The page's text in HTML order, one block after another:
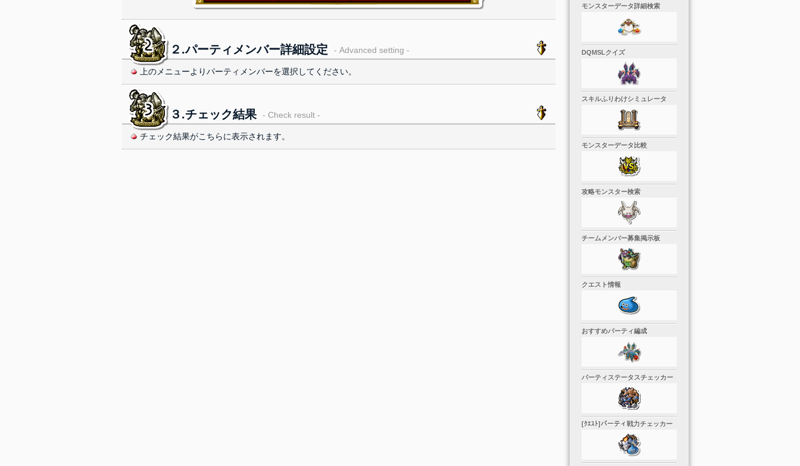
２.パーティメンバー詳細設定 - Advanced setting -
上のメニューよりパーティメンバーを選択してください。
３.チェック結果 - Check result -
チェック結果がこちらに表示されます。
モンスターデータ詳細検索
DQMSLクイズ
スキルふりわけシミュレータ
モンスターデータ比較
攻略モンスター検索
チームメンバー募集掲示板
クエスト情報
おすすめパーティ編成
パーティステータスチェッカー
[ｸｴｽﾄ]パーティ戦力チェッカー